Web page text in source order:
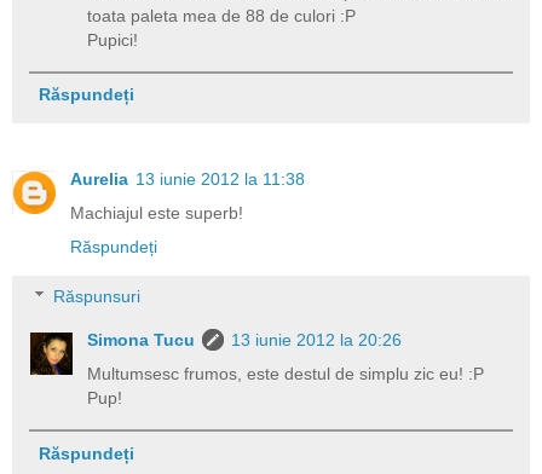
toata paleta mea de 88 de culori :P
Pupici!
Răspundeți
Aurelia 13 iunie 2012 la 11:38
Machiajul este superb!
Răspundeți
Răspunsuri
Simona Tucu
13 iunie 2012 la 20:26
Multumsesc frumos, este destul de simplu zic eu! :P
Pup!
Răspundeți